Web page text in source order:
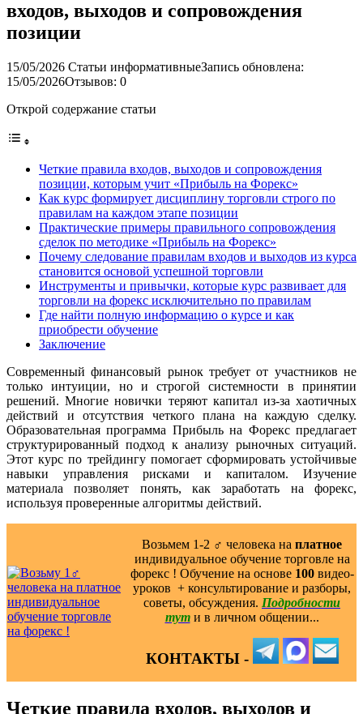
входов, выходов и сопровождения
позиции
15/05/2026 Статьи информативныеЗапись обновлена:
15/05/2026Отзывов: 0
Открой содержание статьи
Четкие правила входов, выходов и сопровождения
позиции, которым учит «Прибыль на Форекс»
Как курс формирует дисциплину торговли строго по
правилам на каждом этапе позиции
Практические примеры правильного сопровождения
сделок по методике «Прибыль на Форекс»
Почему следование правилам входов и выходов из курса
становится основой успешной торговли
Инструменты и привычки, которые курс развивает для
торговли на форекс исключительно по правилам
Где найти полную информацию о курсе и как
приобрести обучение
Заключение
Современный финансовый рынок требует от участников не
только интуиции, но и строгой системности в принятии
решений. Многие новички теряют капитал из-за хаотичных
действий и отсутствия четкого плана на каждую сделку.
Образовательная программа Прибыль на Форекс предлагает
структурированный подход к анализу рыночных ситуаций.
Этот курс по трейдингу помогает сформировать устойчивые
навыки управления рисками и капиталом. Изучение
материала позволяет понять, как заработать на форекс,
используя проверенные алгоритмы действий.
Возьмем 1-2 ‍♂️ человека на платное
индивидуальное обучение торговле на
форекс ! Обучение на основе 100видео-
уроков ️ + консультирование и разборы,
советы, обсуждения. Подробности
тут и в личном общении...
КОНТАКТЫ -
Четкие правила входов, выходов и